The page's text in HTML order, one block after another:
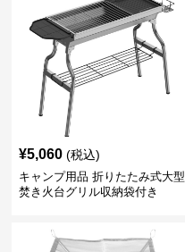
¥5,060 (税込)
キャンプ用品 折りたたみ式大型
焚き火台グリル収納袋付き